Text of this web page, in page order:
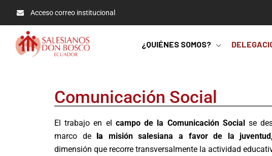
Acceso correo institucional
¿QUIÉNES SOMOS?
Comunicación Social
El trabajo en el campo de la Comunicación Socialse
marco dela misión salesiana a favor de la
dimensión que recorre transversalmente la actividad